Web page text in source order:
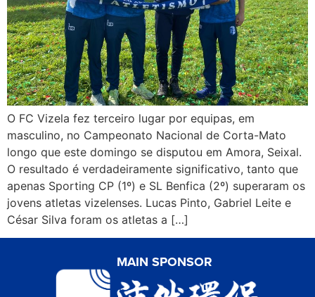
O FC Vizela fez terceiro lugar por equipas, em
masculino, no Campeonato Nacional de Corta-Mato
longo que este domingo se disputou em Amora, Seixal.
O resultado é verdadeiramente significativo, tanto que
apenas Sporting CP (1º) e SL Benfica (2º) superaram os
jovens atletas vizelenses. Lucas Pinto, Gabriel Leite e
César Silva foram os atletas a […]
MAIN SPONSOR